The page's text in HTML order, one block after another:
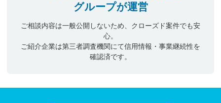
グループが運営
ご相談内容は一般公開しないため、クローズド案件でも安
心。
ご紹介企業は第三者調査機関にて信用情報・事業継続性を
確認済です。